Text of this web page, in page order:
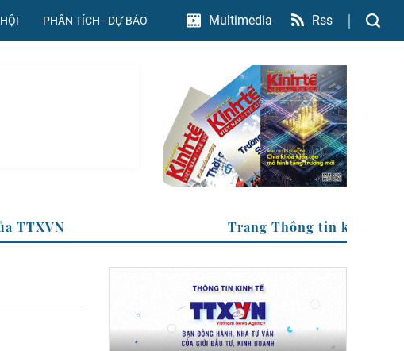
PHÂN TÍCH - DỰ BÁO Multimedia Rss
của TTXVN Trang Thông tin kinh